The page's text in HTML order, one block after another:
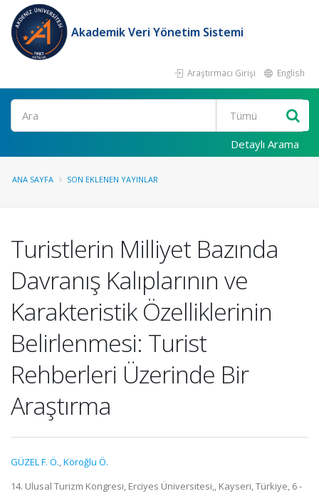
Akademik Veri Yönetim Sistemi
Araştırmacı Girişi English
Ara
Detaylı Arama
ANA SAYFA SON EKLENEN YAYINLAR
Turistlerin Milliyet Bazında
Davranış Kalıplarının ve
Karakteristik Özelliklerinin
Belirlenmesi: Turist
Rehberleri Üzerinde Bir
Araştırma
GÜZEL F. Ö.,Köroğlu Ö.
14. Ulusal Turizm Kongresi, Erciyes Üniversitesi,, Kayseri, Türkiye, 6 -